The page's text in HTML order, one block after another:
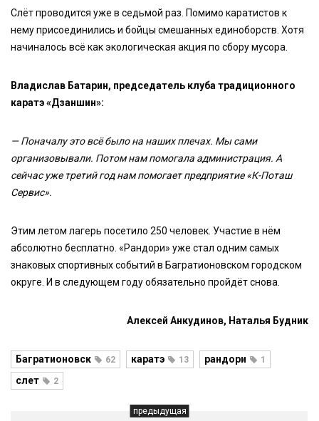
Слёт проводится уже в седьмой раз. Помимо каратистов к
нему присоединились и бойцы смешанных единоборств. Хотя
начиналось всё как экологическая акция по сбору мусора.
Владислав Батарин, председатель клуба традиционного
каратэ «Дзаншин»:
— Поначалу это всё было на наших плечах. Мы сами
организовывали. Потом нам помогала администрация. А
сейчас уже третий год нам помогает предприятие «К-Поташ
Сервис».
Этим летом лагерь посетило 250 человек. Участие в нём
абсолютно бесплатно. «Рандори» уже стал одним самых
знаковых спортивных событий в Багратионовском городском
округе. И в следующем году обязательно пройдёт снова.
Алексей Анкудинов, Наталья Будник
Багратионовск 62 каратэ 13 рандори 1
слет 2
предыдущая